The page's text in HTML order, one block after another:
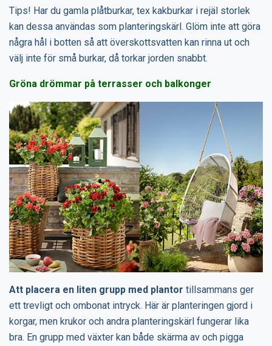
Tips! Har du gamla plåtburkar, tex kakburkar i rejäl storlek
kan dessa användas som planteringskärl. Glöm inte att göra
några hål i botten så att överskottsvatten kan rinna ut och
välj inte för små burkar, då torkar jorden snabbt.
Gröna drömmar på terrasser och balkonger
Att placera en liten grupp med plantor tillsammans ger
ett trevligt och ombonat intryck. Här är planteringen gjord i
korgar, men krukor och andra planteringskärl fungerar lika
bra. En grupp med växter kan både skärma av och pigga